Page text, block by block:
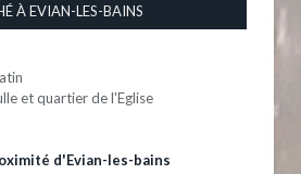
À EVIAN-LES-BAINS
et quartier de l'Eglise
d'Evian-les-bains